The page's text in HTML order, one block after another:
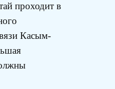
проходит в
Касым-